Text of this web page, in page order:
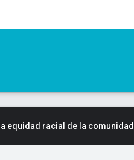
equidad racial de la